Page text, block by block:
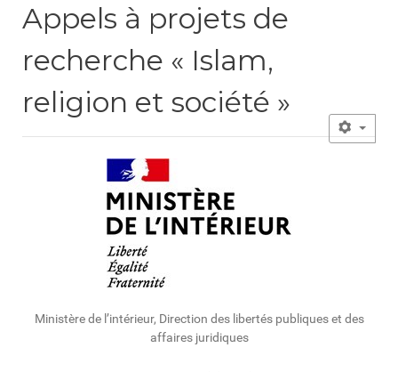
Appels à projets de
recherche « Islam,
religion et société »
Ministère de l’intérieur, Direction des libertés publiques et des
affaires juridiques